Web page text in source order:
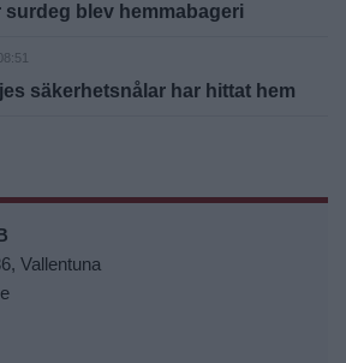
blev hemmabageri
säkerhetsnålar har hittat hem
Vallentuna